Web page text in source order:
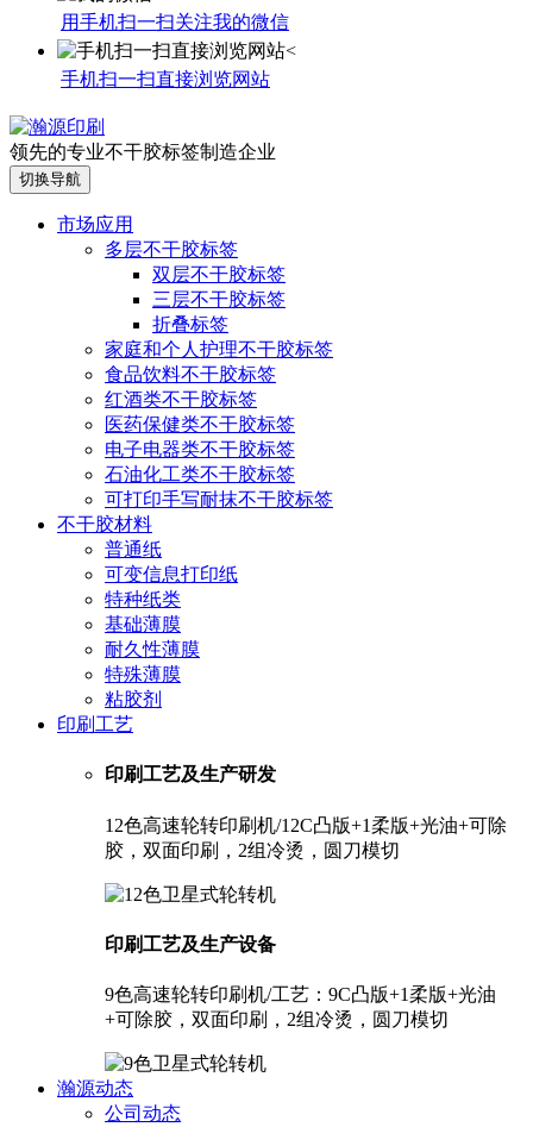
用手机扫一扫关注我的微信
手机扫一扫直接浏览网站
领先的专业不干胶标签制造企业
切换导航
市场应用
多层不干胶标签
双层不干胶标签
三层不干胶标签
折叠标签
家庭和个人护理不干胶标签
食品饮料不干胶标签
红酒类不干胶标签
医药保健类不干胶标签
电子电器类不干胶标签
石油化工类不干胶标签
可打印手写耐抹不干胶标签
不干胶材料
普通纸
可变信息打印纸
特种纸类
基础薄膜
耐久性薄膜
特殊薄膜
粘胶剂
印刷工艺
印刷工艺及生产研发
12色高速轮转印刷机/12C凸版+1柔版+光油+可除
胶，双面印刷，2组冷烫，圆刀模切
印刷工艺及生产设备
9色高速轮转印刷机/工艺：9C凸版+1柔版+光油
+可除胶，双面印刷，2组冷烫，圆刀模切
瀚源动态
公司动态